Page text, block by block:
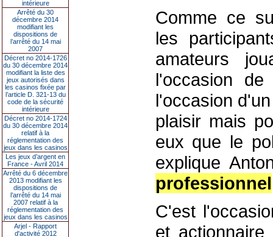
intérieure
Arrêté du 30
décembre 2014
modifiant les
dispositions de
l’arrêté du 14 mai
2007
Décret no 2014-1726
du 30 décembre 2014
modifiant la liste des
jeux autorisés dans
les casinos fixée par
l’article D. 321-13 du
code de la sécurité
intérieure
Décret no 2014-1724
du 30 décembre 2014
relatif à la
réglementation des
jeux dans les casinos
Les jeux d’argent en
France - Avril 2014
Arrêté du 6 décembre
2013 modifiant les
dispositions de
l’arrêté du 14 mai
2007 relatif à la
réglementation des
jeux dans les casinos
Arjel - Rapport
d'activité 2012
Comme ce
les
amateurs
l'occasion
l'occasion
plaisir mais
eux que le
explique
professionnel
C'est
et